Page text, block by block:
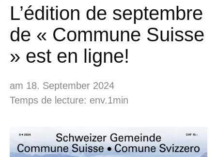
L’édition de septembre
de « Commune Suisse
» est en ligne!
am 18. September 2024
Temps de lecture: env.1min